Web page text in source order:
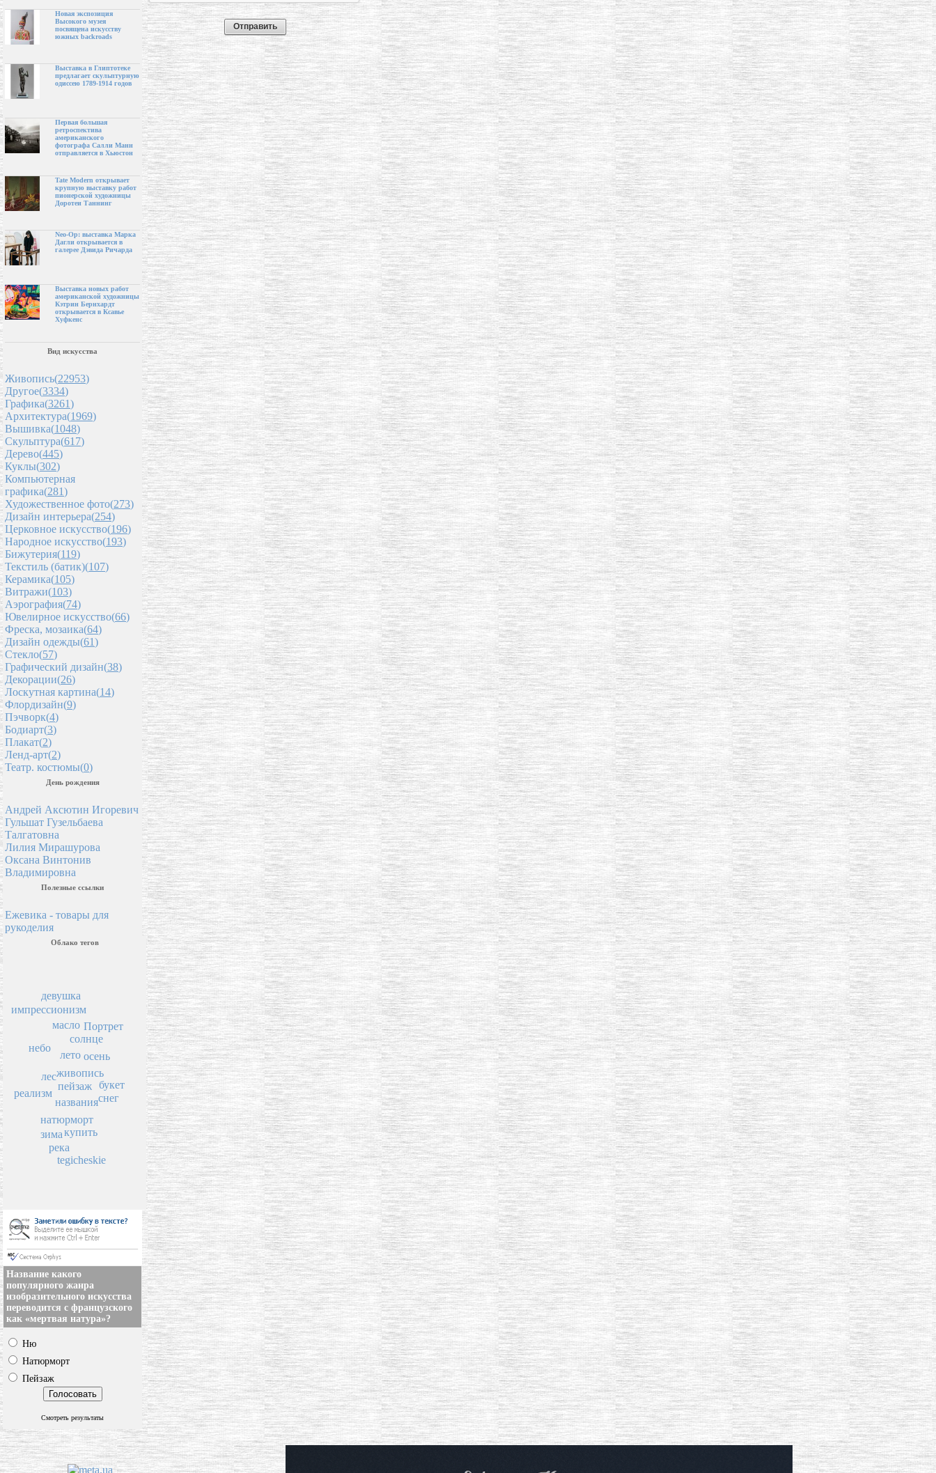
Новая экспозиция
Высокого музея
посвящена искусству
южных backroads
Выставка в Глиптотеке
предлагает скульптурную
одиссею 1789-1914 годов
Первая большая
ретроспектива
американского
фотографа Салли Манн
отправляется в Хьюстон
Tate Modern открывает
крупную выставку работ
пионерской художницы
Доротеи Таннинг
Neo-Op: выставка Марка
Дагли открывается в
галерее Дэвида Ричарда
Выставка новых работ
американской художницы
Кэтрин Бернхардт
открывается в Ксавье
Хуфкенс
Вид искусства
Живопись(22953)
Другое(3334)
Графика(3261)
Архитектура(1969)
Вышивка(1048)
Скульптура(617)
Дерево(445)
Куклы(302)
Компьютерная
графика(281)
Художественное фото(273)
Дизайн интерьера(254)
Церковное искусство(196)
Народное искусство(193)
Бижутерия(119)
Текстиль (батик)(107)
Керамика(105)
Витражи(103)
Аэрография(74)
Ювелирное искусство(66)
Фреска, мозаика(64)
Дизайн одежды(61)
Стекло(57)
Графический дизайн(38)
Декорации(26)
Лоскутная картина(14)
Флордизайн(9)
Пэчворк(4)
Бодиарт(3)
Плакат(2)
Ленд-арт(2)
Театр. костюмы(0)
День рождения
Андрей Аксютин Игоревич
Гульшат Гузельбаева
Талгатовна
Лилия Мирашурова
Оксана Винтонив
Владимировна
Полезные ссылки
Ежевика - товары для
рукоделия
Облако тегов
пейзаж
названия
живопись
лето
натюрморт
купить
солнце
лес
зима
осень
букет
масло
река
снег
tegicheskie
реализм
небо
импрессионизм
Портрет
девушка
Название какого
популярного жанра
изобразительного искусства
переводится с французского
как «мертвая натура»?
Ню
Натюрморт
Пейзаж
Смотреть результаты